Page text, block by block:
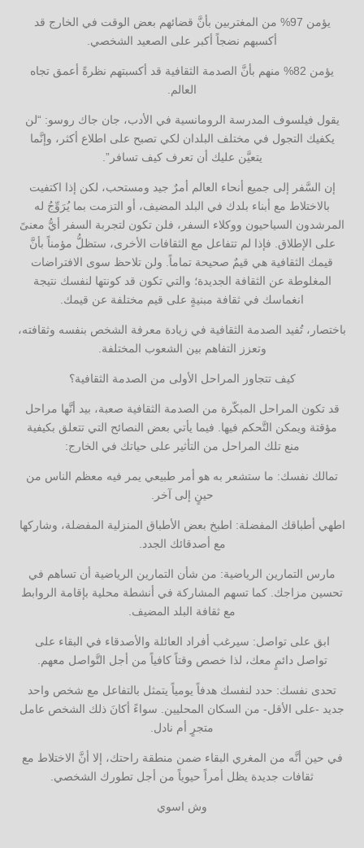
يؤمن 97% من المغتربين بأنَّ قضائهم بعض الوقت في الخارج قد
أكسبهم نضجاً أكبر على الصعيد الشخصي.
يؤمن 82% منهم بأنَّ الصدمة الثقافية قد أكسبتهم نظرةً أعمق تجاه
العالم.
يقول فيلسوف المدرسة الرومانسية في الأدب، جان جاك روسو: “لن
يكفيك التجول في مختلف البلدان لكي تصبح على اطلاع أكثر، وإنَّما
يتعيَّن عليك أن تعرف كيف تسافر”.
إن السَّفر إلى جميع أنحاء العالم أمرٌ جيد ومستحب، لكن إذا اكتفيت
بالاختلاط مع أبناء بلدك في البلد المضيف، أو التزمت بما يُرَوِّجُ له
المرشدون السياحيون ووكلاء السفر، فلن تكون لتجربة السفر أيُّ معنىً
على الإطلاق. فإذا لم تتفاعل مع الثقافات الأخرى، ستظلُّ مؤمناً بأنَّ
قيمك الثقافية هي قيمٌ صحيحة تماماً. ولن تلاحظ سوى الافتراضات
المغلوطة عن الثقافة الجديدة؛ والتي تكون قد كونتها لنفسك نتيجة
انغماسك في ثقافة مبنيةٍ على قيم مختلفة عن قيمك.
باختصار، تُفيد الصدمة الثقافية في زيادة معرفة الشخص بنفسه وثقافته،
وتعزز التفاهم بين الشعوب المختلفة.
كيف تتجاوز المراحل الأولى من الصدمة الثقافية؟
قد تكون المراحل المبكّرة من الصدمة الثقافية صعبة، بيد أنَّها مراحل
مؤقتة ويمكن التَّحكم فيها. فيما يأتي بعض النصائح التي تتعلق بكيفية
منع تلك المراحل من التأثير على حياتك في الخارج:
تمالك نفسك: ما ستشعر به هو أمر طبيعي يمر فيه معظم الناس من
حينٍ إلى آخر.
اطهي أطباقك المفضلة: اطبخ بعض الأطباق المنزلية المفضلة، وشاركها
مع أصدقائك الجدد.
مارس التمارين الرياضية: من شأن التمارين الرياضية أن تساهم في
تحسين مزاجك. كما تسهم المشاركة في أنشطة محلية بإقامة الروابط
مع ثقافة البلد المضيف.
ابق على تواصل: سيرغب أفراد العائلة والأصدقاء في البقاء على
تواصل دائمٍ معك، لذا خصص وقتاً كافياً من أجل التَّواصل معهم.
تحدى نفسك: حدد لنفسك هدفاً يومياً يتمثل بالتفاعل مع شخص واحد
جديد -على الأقل- من السكان المحليين. سواءً أكانَ ذلك الشخص عامل
متجرٍ أم نادل.
في حين أنَّه من المغري البقاء ضمن منطقة راحتك، إلا أنَّ الاختلاط مع
ثقافات جديدة يظل أمراً حيوياً من أجل تطورك الشخصي.
وش اسوي